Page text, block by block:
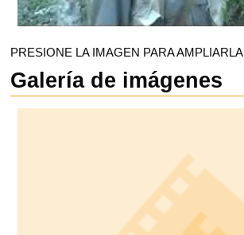
PRESIONE LA IMAGEN PARA AMPLIARLA
Galería de imágenes